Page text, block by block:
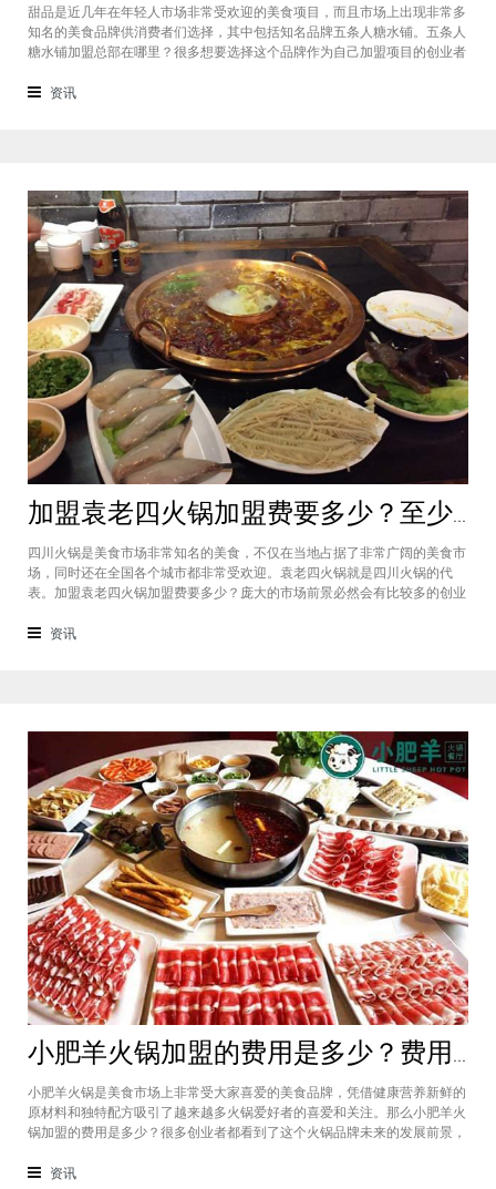
甜品是近几年在年轻人市场非常受欢迎的美食项目，而且市场上出现非常多
知名的美食品牌供消费者们选择，其中包括知名品牌五条人糖水铺。五条人
糖水铺加盟总部在哪里？很多想要选择这个品牌作为自己加盟项目的创业者
门进行考察，带大家了解五条人糖水铺加盟情况，欢迎大家前来考察。五条
资讯
加盟袁老四火锅加盟费要多少？至少50万资金你准备好了吗？
四川火锅是美食市场非常知名的美食，不仅在当地占据了非常广阔的美食市
场，同时还在全国各个城市都非常受欢迎。袁老四火锅就是四川火锅的代
表。加盟袁老四火锅加盟费要多少？庞大的市场前景必然会有比较多的创业
城市都有着不一样的加盟费标准，袁老四火锅加盟至少要有50万资金你准备
资讯
小肥羊火锅加盟的费用是多少？费用标准如下看你是否符合加盟资格
小肥羊火锅是美食市场上非常受大家喜爱的美食品牌，凭借健康营养新鲜的
原材料和独特配方吸引了越来越多火锅爱好者的喜爱和关注。那么小肥羊火
锅加盟的费用是多少？很多创业者都看到了这个火锅品牌未来的发展前景，
小编带大家一起了解小肥羊火锅加盟的费用情况让创业者拥有更多信息。创
资讯